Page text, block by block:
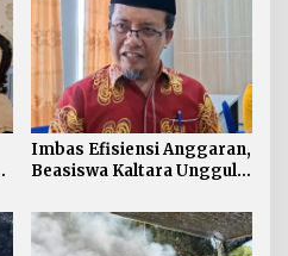
Imbas Efisiensi Anggaran,
Beasiswa Kaltara Unggul
Skema